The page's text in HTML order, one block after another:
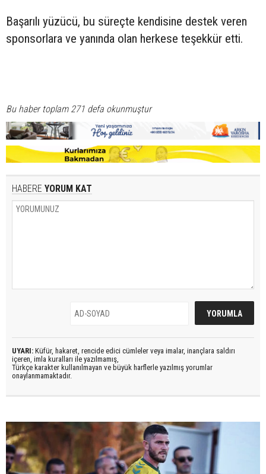
Başarılı yüzücü, bu süreçte kendisine destek veren
sponsorlara ve yanında olan herkese teşekkür etti.
Bu haber toplam 271 defa okunmuştur
HABERE YORUM KAT
UYARI: Küfür, hakaret, rencide edici cümleler veya imalar, inançlara saldırı
içeren, imla kuralları ile yazılmamış,
Türkçe karakter kullanılmayan ve büyük harflerle yazılmış yorumlar
onaylanmamaktadır.